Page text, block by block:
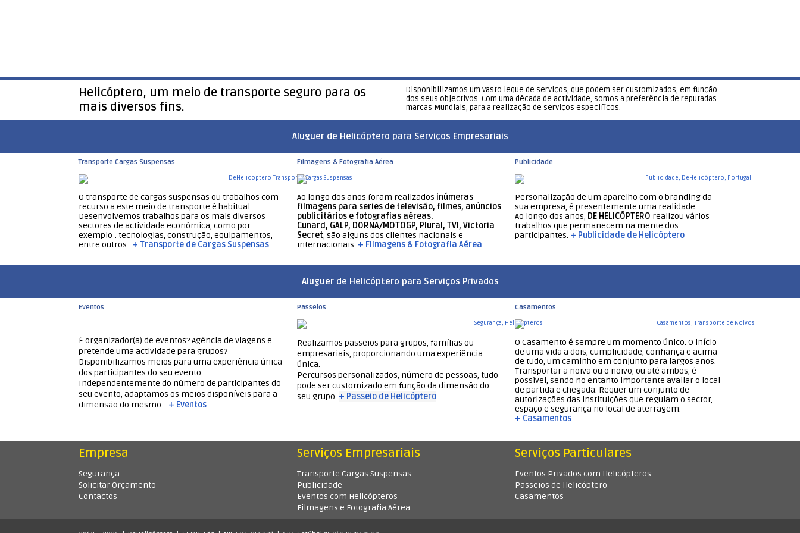
Helicóptero, um meio de transporte seguro para os
mais diversos fins.
Disponibilizamos um vasto leque de serviços, que podem ser customizados, em função
dos seus objectivos. Com uma década de actividade, somos a preferência de reputadas
marcas Mundiais, para a realização de serviços especifícos.
Aluguer de Helicóptero para Serviços Empresariais
Transporte Cargas Suspensas
O transporte de cargas suspensas ou trabalhos com
recurso a este meio de transporte é habitual.
Desenvolvemos trabalhos para os mais diversos
sectores de actividade económica, como por
exemplo : tecnologias, construção, equipamentos,
entre outros. + Transporte de Cargas Suspensas
Filmagens & Fotografia Aérea
Ao longo dos anos foram realizados inúmeras
filmagens para series de televisão, filmes, anúncios
publicitários e fotografias aéreas.
Cunard, GALP, DORNA/MOTOGP, Plural, TVI, Victoria
Secret, são alguns dos clientes nacionais e
internacionais. + Filmagens & Fotografia Aérea
Publicidade
Personalização de um aparelho com o branding da
sua empresa, é presentemente uma realidade.
Ao longo dos anos, DE HELICÓPTERO realizou vários
trabalhos que permanecem na mente dos
participantes. + Publicidade de Helicóptero
Aluguer de Helicóptero para Serviços Privados
Eventos
É organizador(a) de eventos? Agência de Viagens e
pretende uma actividade para grupos?
Disponibilizamos meios para uma experiência única
dos participantes do seu evento.
Independentemente do número de participantes do
seu evento, adaptamos os meios disponíveis para a
dimensão do mesmo. + Eventos
Passeios
Realizamos passeios para grupos, famílias ou
empresariais, proporcionando uma experiência
única.
Percursos personalizados, número de pessoas, tudo
pode ser customizado em função da dimensão do
seu grupo. + Passeio de Helicóptero
Casamentos
O Casamento é sempre um momento único. O início
de uma vida a dois, cumplicidade, confiança e acima
de tudo, um caminho em conjunto para largos anos.
Transportar a noiva ou o noivo, ou até ambos, é
possível, sendo no entanto importante avaliar o local
de partida e chegada. Requer um conjunto de
autorizações das instituições que regulam o sector,
espaço e segurança no local de aterragem.
+ Casamentos
Empresa
Segurança
Solicitar Orçamento
Contactos
Serviços Empresariais
Transporte Cargas Suspensas
Publicidade
Eventos com Helicópteros
Filmagens e Fotografia Aérea
Serviços Particulares
Eventos Privados com Helicópteros
Passeios de Helicóptero
Casamentos